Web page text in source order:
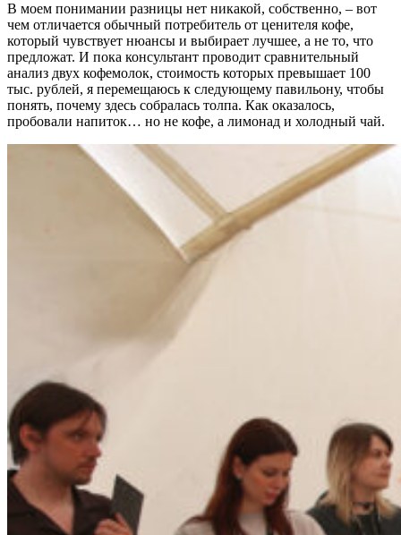
В моем понимании разницы нет никакой, собственно, – вот
чем отличается обычный потребитель от ценителя кофе,
который чувствует нюансы и выбирает лучшее, а не то, что
предложат. И пока консультант проводит сравнительный
анализ двух кофемолок, стоимость которых превышает 100
тыс. рублей, я перемещаюсь к следующему павильону, чтобы
понять, почему здесь собралась толпа. Как оказалось,
пробовали напиток… но не кофе, а лимонад и холодный чай.